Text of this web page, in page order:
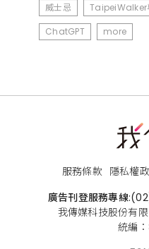
威士忌 TaipeiWalker
ChatGPT
more
服務條款 隱私權
廣告刊登服務專線:
我傳媒科技股份有
統編